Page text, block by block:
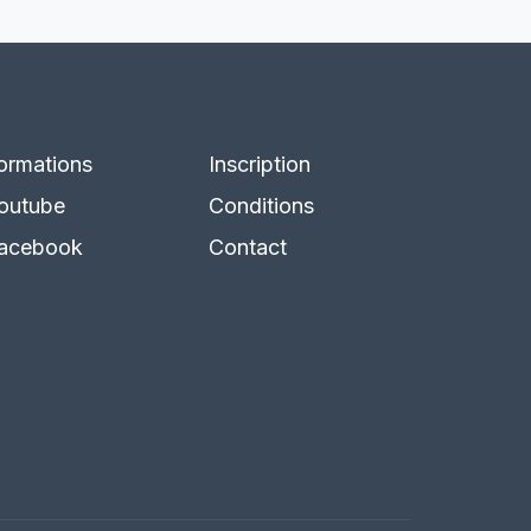
Inscription
Conditions
Contact